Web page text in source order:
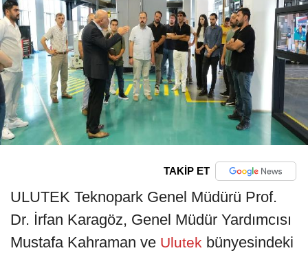
TAKİP ET
ULUTEK Teknopark Genel Müdürü Prof.
Dr. İrfan Karagöz, Genel Müdür Yardımcısı
Mustafa Kahraman ve Ulutek bünyesindeki